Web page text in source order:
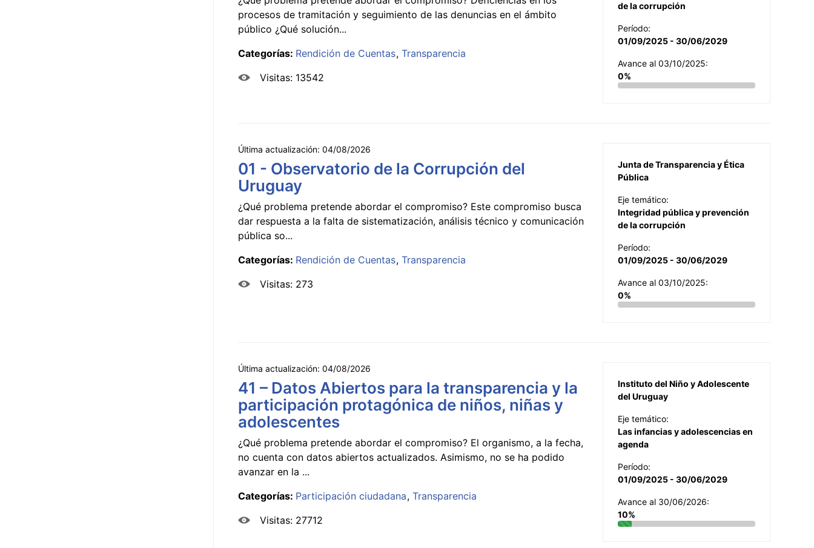
procesos de tramitación y seguimiento de las denuncias en el ámbito
público ¿Qué solución...
Categorías: Rendición de Cuentas Transparencia
Visitas: 13542
de la corrupción
Período:
01/09/2025 - 30/06/2029
Avance al 03/10/2025:
0%
Última actualización: 04/08/2026
01 - Observatorio de la Corrupción del
Uruguay
¿Qué problema pretende abordar el compromiso? Este compromiso busca
dar respuesta a la falta de sistematización, análisis técnico y comunicación
pública so...
Categorías: Rendición de Cuentas Transparencia
Visitas: 273
Junta de Transparencia y Ética
Pública
Eje temático:
Integridad pública y prevención
de la corrupción
Período:
01/09/2025 - 30/06/2029
Avance al 03/10/2025:
0%
Última actualización: 04/08/2026
41 – Datos Abiertos para la transparencia y la
participación protagónica de niños, niñas y
adolescentes
¿Qué problema pretende abordar el compromiso? El organismo, a la fecha,
no cuenta con datos abiertos actualizados. Asimismo, no se ha podido
avanzar en la ...
Categorías: Participación ciudadana Transparencia
Visitas: 27712
Instituto del Niño y Adolescente
del Uruguay
Eje temático:
Las infancias y adolescencias en
agenda
Período:
01/09/2025 - 30/06/2029
Avance al 30/06/2026:
10%